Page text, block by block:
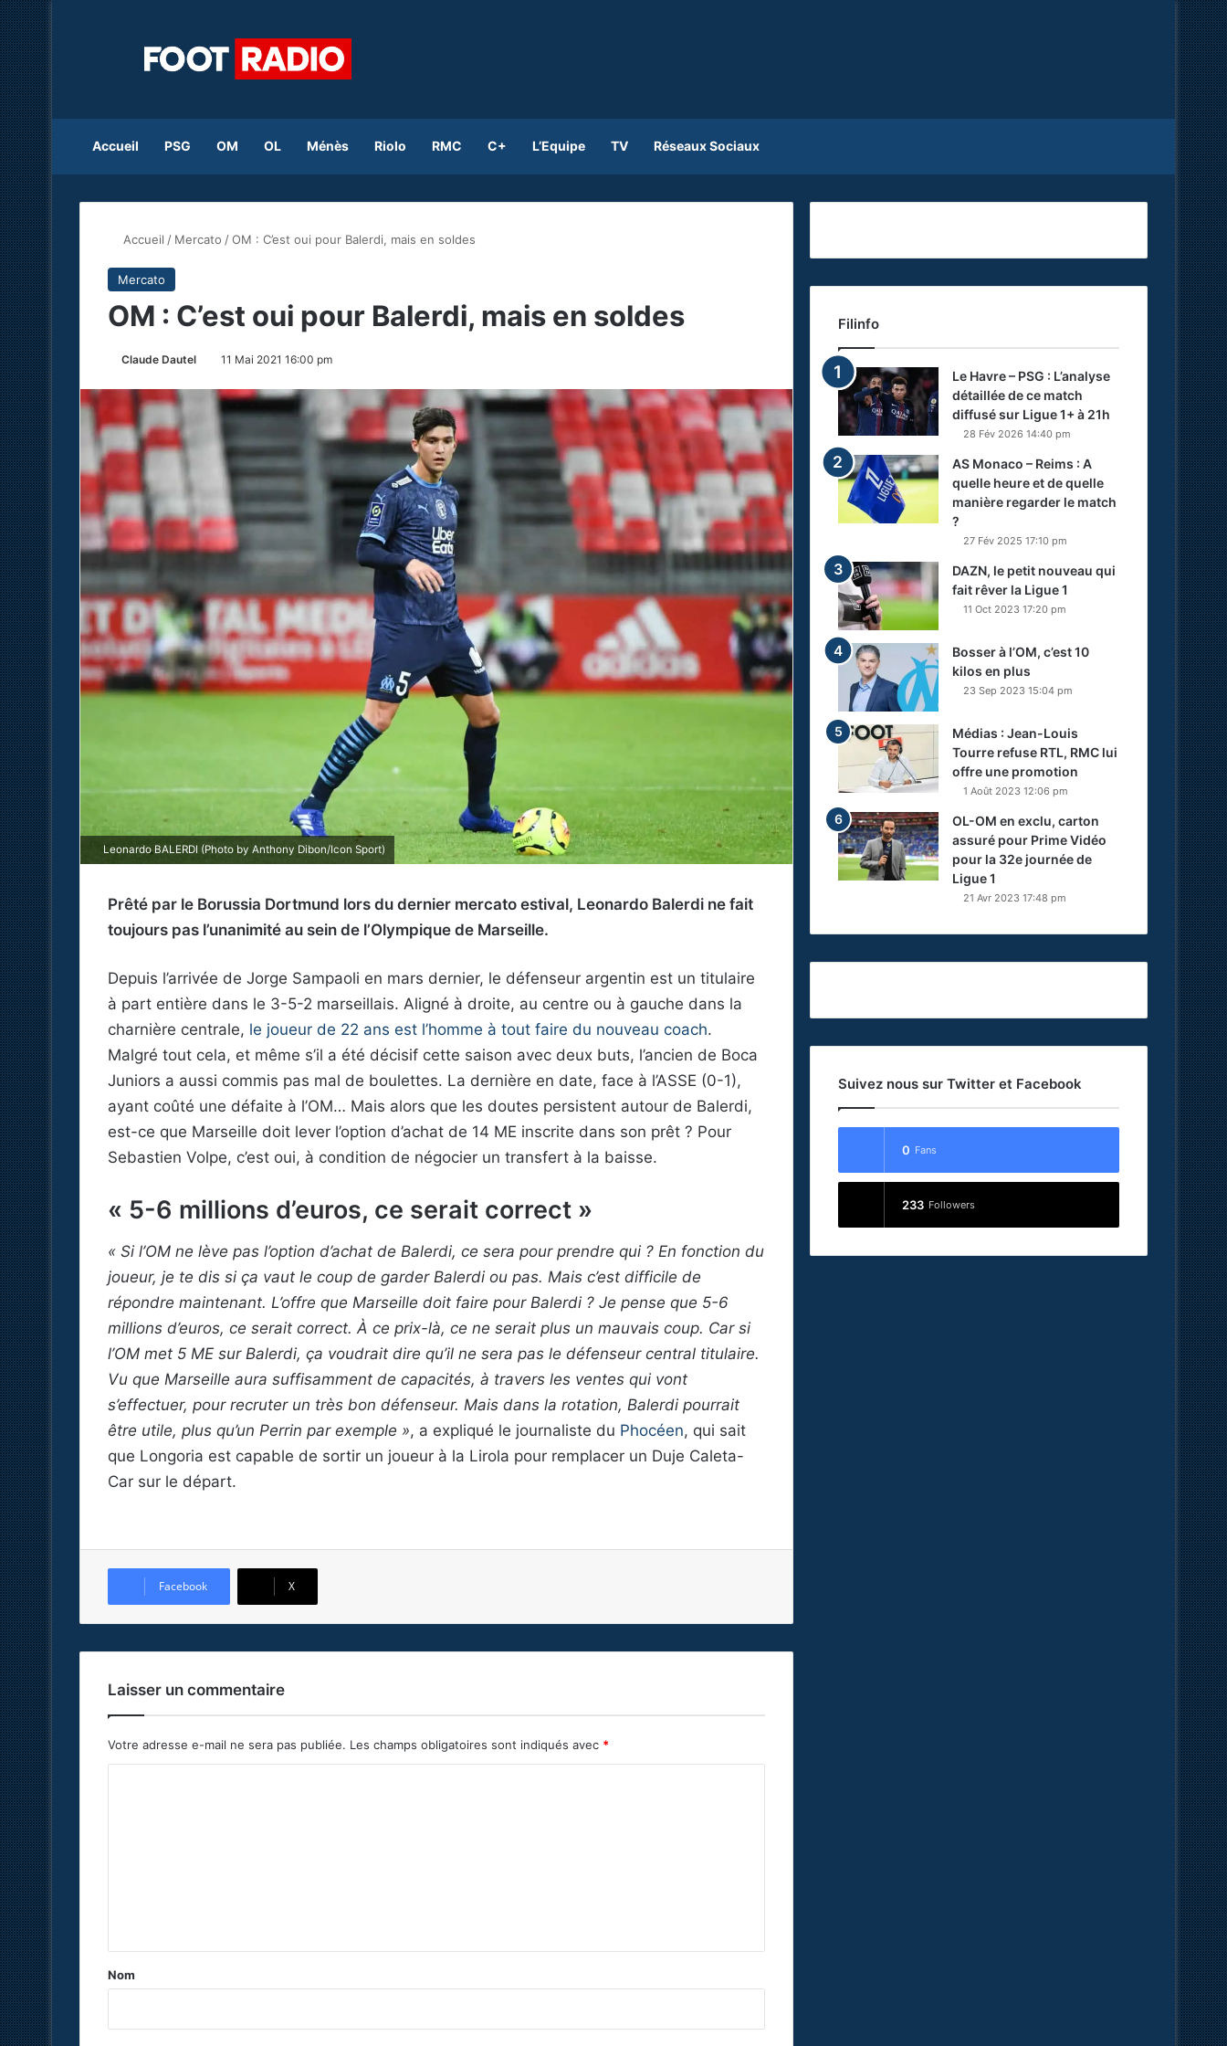
Accueil PSG OM OL Ménès Riolo RMC C+ L’Equipe TV Réseaux Sociaux
Accueil / Mercato /OM : C’est oui pour Balerdi, mais en soldes
Mercato
OM : C’est oui pour Balerdi, mais en soldes
Claude Dautel 11 Mai 2021 16:00 pm
Leonardo BALERDI (Photo by Anthony Dibon/Icon Sport)
Prêté par le Borussia Dortmund lors du dernier mercato estival, Leonardo Balerdi ne fait
toujours pas l’unanimité au sein de l’Olympique de Marseille.
Depuis l’arrivée de Jorge Sampaoli en mars dernier, le défenseur argentin est un titulaire
à part entière dans le 3-5-2 marseillais. Aligné à droite, au centre ou à gauche dans la
charnière centrale, le joueur de 22 ans est l’homme à tout faire du nouveau coach.
Malgré tout cela, et même s’il a été décisif cette saison avec deux buts, l’ancien de Boca
Juniors a aussi commis pas mal de boulettes. La dernière en date, face à l’ASSE (0-1),
ayant coûté une défaite à l’OM… Mais alors que les doutes persistent autour de Balerdi,
est-ce que Marseille doit lever l’option d’achat de 14 ME inscrite dans son prêt ? Pour
Sebastien Volpe, c’est oui, à condition de négocier un transfert à la baisse.
« 5-6 millions d’euros, ce serait correct »
« Si l’OM ne lève pas l’option d’achat de Balerdi, ce sera pour prendre qui ? En fonction du
joueur, je te dis si ça vaut le coup de garder Balerdi ou pas. Mais c’est difficile de
répondre maintenant. L’offre que Marseille doit faire pour Balerdi ? Je pense que 5-6
millions d’euros, ce serait correct. À ce prix-là, ce ne serait plus un mauvais coup. Car si
l’OM met 5 ME sur Balerdi, ça voudrait dire qu’il ne sera pas le défenseur central titulaire.
Vu que Marseille aura suffisamment de capacités, à travers les ventes qui vont
s’effectuer, pour recruter un très bon défenseur. Mais dans la rotation, Balerdi pourrait
être utile, plus qu’un Perrin par exemple », a expliqué le journaliste du Phocéen, qui sait
que Longoria est capable de sortir un joueur à la Lirola pour remplacer un Duje Caleta-
Car sur le départ.
Facebook X
Laisser un commentaire
Votre adresse e-mail ne sera pas publiée. Les champs obligatoires sont indiqués avec *
a
Nom
Filinfo
Le Havre – PSG : L’analyse
détaillée de ce match
diffusé sur Ligue 1+ à 21h
28 Fév 2026 14:40 pm
AS Monaco – Reims : A
quelle heure et de quelle
manière regarder le match
?
27 Fév 2025 17:10 pm
DAZN, le petit nouveau qui
fait rêver la Ligue 1
11 Oct 2023 17:20 pm
Bosser à l’OM, c’est 10
kilos en plus
23 Sep 2023 15:04 pm
Médias : Jean-Louis
Tourre refuse RTL, RMC lui
offre une promotion
1 Août 2023 12:06 pm
OL-OM en exclu, carton
assuré pour Prime Vidéo
pour la 32e journée de
Ligue 1
21 Avr 2023 17:48 pm
Suivez nous sur Twitter et Facebook
0 Fans
233 Followers